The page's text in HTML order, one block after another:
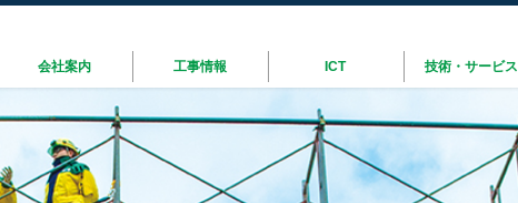
会社案内 工事情報 ICT 技術・サービス